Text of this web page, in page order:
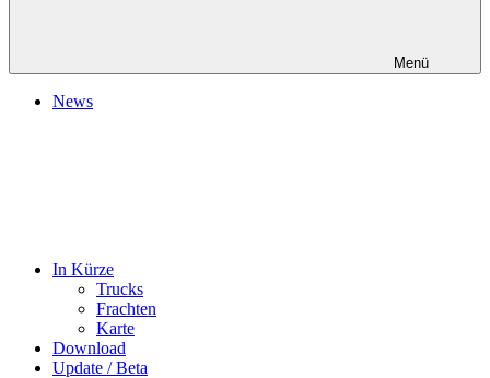
Menü
News
In Kürze
Trucks
Frachten
Karte
Download
Update / Beta